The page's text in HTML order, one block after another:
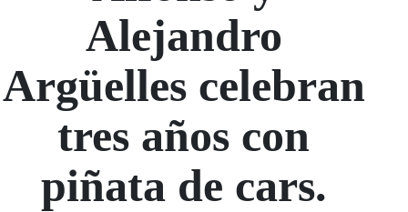
Alejandro
Argüelles celebran
tres años con
piñata de cars.